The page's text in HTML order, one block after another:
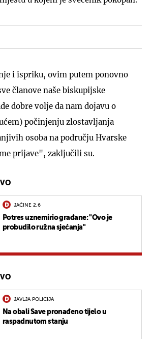
i ispriku, ovim putem ponovno
članove naše biskupijske
dobre volje da nam dojavu o
počinjenju zlostavljanja
osoba na području Hvarske
prijave", zaključili su.
JAČINE 2,6
Potres uznemirio građane: "Ovo je
probudilo ružna sjećanja"
JAVLJA POLICIJA
Na obali Save pronađeno tijelo u
raspadnutom stanju